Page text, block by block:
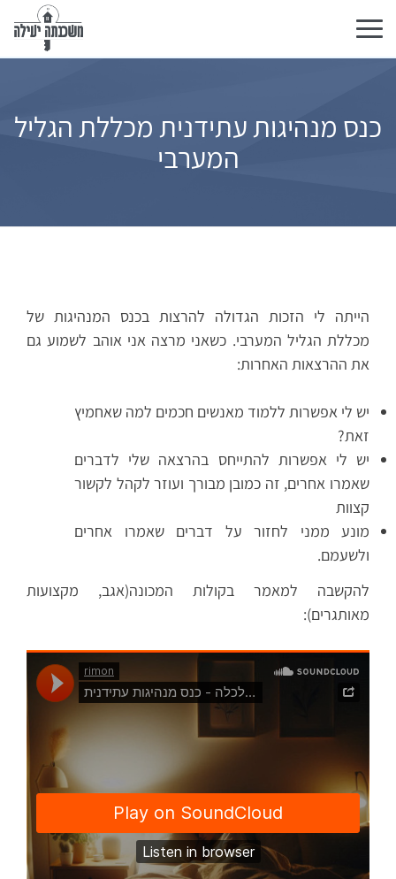
Toggle
navigation
מנהיגות עתידנית מכללת הגליל
המערבי
הייתה לי הזכות הגדולה להרצות בכנס המנהיגות של
מכללת הגליל המערבי. כשאני מרצה אני אוהב לשמוע גם
את ההרצאות האחרות:
יש לי אפשרות ללמוד מאנשים חכמים למה שאחמיץ
זאת?
יש לי אפשרות להתייחס בהרצאה שלי לדברים
שאמרו אחרים, זה כמובן מבורך ועוזר לקהל לקשור
קצוות
מונע ממני לחזור על דברים שאמרו אחרים
ולשעמם.
להקשבה למאמר בקולות המכונה(אגב, מקצועות
מאותגרים):